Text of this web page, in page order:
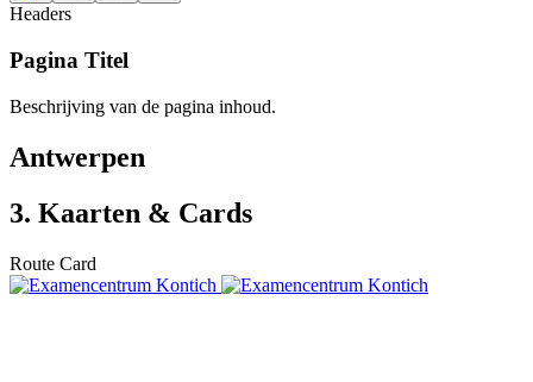
Headers
Pagina Titel
Beschrijving van de pagina inhoud.
Antwerpen
3. Kaarten & Cards
Route Card